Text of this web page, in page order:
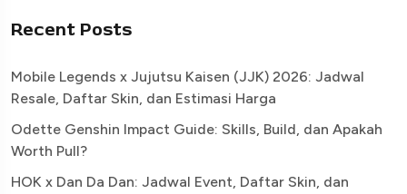
Recent Posts
Mobile Legends x Jujutsu Kaisen (JJK) 2026: Jadwal
Resale, Daftar Skin, dan Estimasi Harga
Odette Genshin Impact Guide: Skills, Build, dan Apakah
Worth Pull?
HOK x Dan Da Dan: Jadwal Event, Daftar Skin, dan